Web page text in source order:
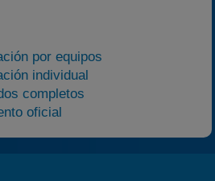
por equipos
individual
completos
oficial